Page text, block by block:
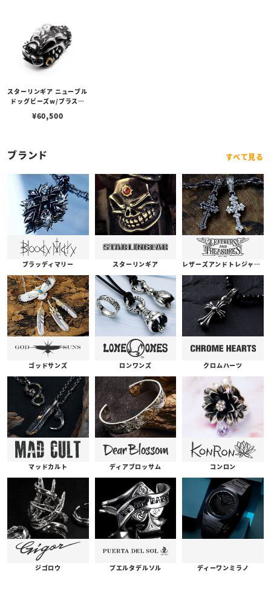
スターリンギア ニューブル
ドッグビーズw/ブラスシ
¥60,500
ブランド すべて見る
ブラッディマリー スターリンギア レザーズアンドトレジャーズ
ゴッドサンズ ロンワンズ クロムハーツ
マッドカルト ディアブロッサム コンロン
ジゴロウ プエルタデルソル ディーワンミラノ